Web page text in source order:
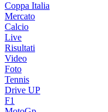
Coppa Italia
Mercato
Calcio
Live
Risultati
Video
Foto
Tennis
Drive UP
F1